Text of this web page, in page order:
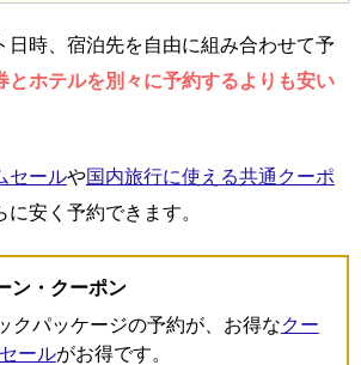
日時、宿泊先を自由に組み合わせて予
とホテルを別々に予約するよりも安い
セールや国内旅行に使える共通クーポ
安く予約できます。
ン・クーポン
クパッケージの予約が、お得なクー
ールがお得です。